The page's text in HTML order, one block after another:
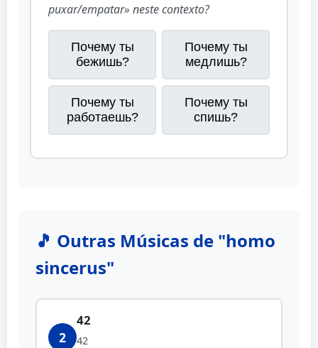
puxar/empatar» neste contexto?
Почему ты
бежишь?
Почему ты
медлишь?
Почему ты
работаешь?
Почему ты
спишь?
🎵 Outras Músicas de "homo
sincerus"
2
42
42